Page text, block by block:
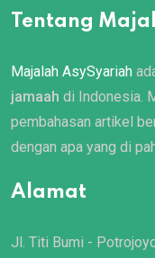
Tentang
Majalah AsySyariah
jamaah di Indonesia.
pembahasan artikel
dengan apa yang di
Alamat
Jl. Titi Bumi -